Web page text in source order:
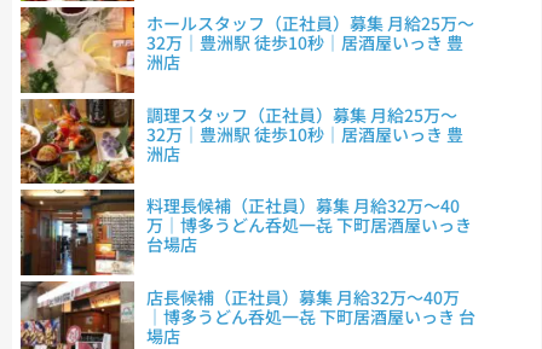
ホールスタッフ（正社員）募集 月給25万～
32万｜豊洲駅 徒歩10秒｜居酒屋いっき 豊
洲店
調理スタッフ（正社員）募集 月給25万～
32万｜豊洲駅 徒歩10秒｜居酒屋いっき 豊
洲店
料理長候補（正社員）募集 月給32万～40
万｜博多うどん呑処一㐂 下町居酒屋いっき
台場店
店長候補（正社員）募集 月給32万～40万
｜博多うどん呑処一㐂 下町居酒屋いっき 台
場店